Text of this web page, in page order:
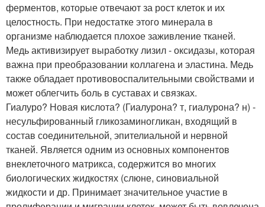
ферментов, которые отвечают за рост клеток и их
целостность. При недостатке этого минерала в
организме наблюдается плохое заживление тканей.
Медь активизирует выработку лизил - оксидазы, которая
важна при преобразовании коллагена и эластина. Медь
также обладает противовоспалительными свойствами и
может облегчить боль в суставах и связках.
Гиалуро? Новая кислота? (Гиалурона? т, гиалурона? н) -
несульфированный гликозаминогликан, входящий в
состав соединительной, эпителиальной и нервной
тканей. Является одним из основных компонентов
внеклеточного матрикса, содержится во многих
биологических жидкостях (слюне, синовиальной
жидкости и др. Принимает значительное участие в